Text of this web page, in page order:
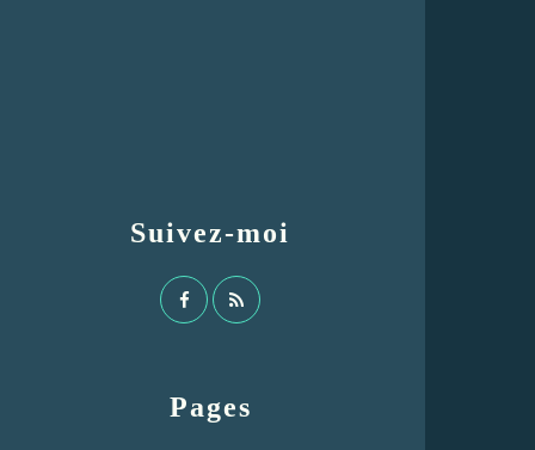
Pages
Suivez-moi